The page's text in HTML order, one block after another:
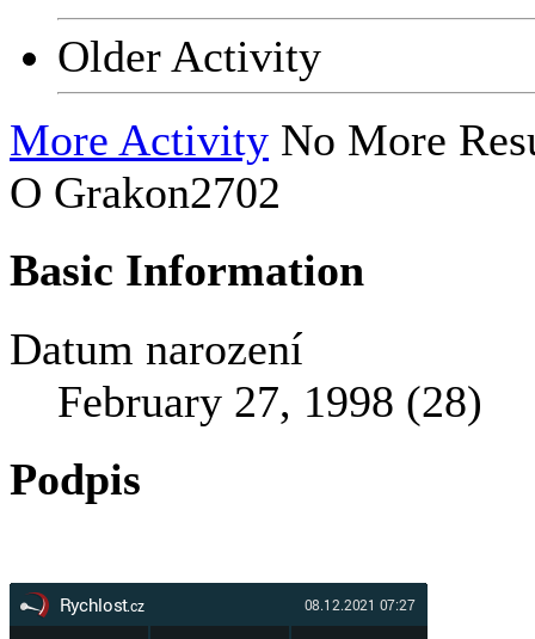
Older Activity
More Activity No More
O Grakon2702
Basic Information
Datum narození
February 27, 1998 (28)
Podpis